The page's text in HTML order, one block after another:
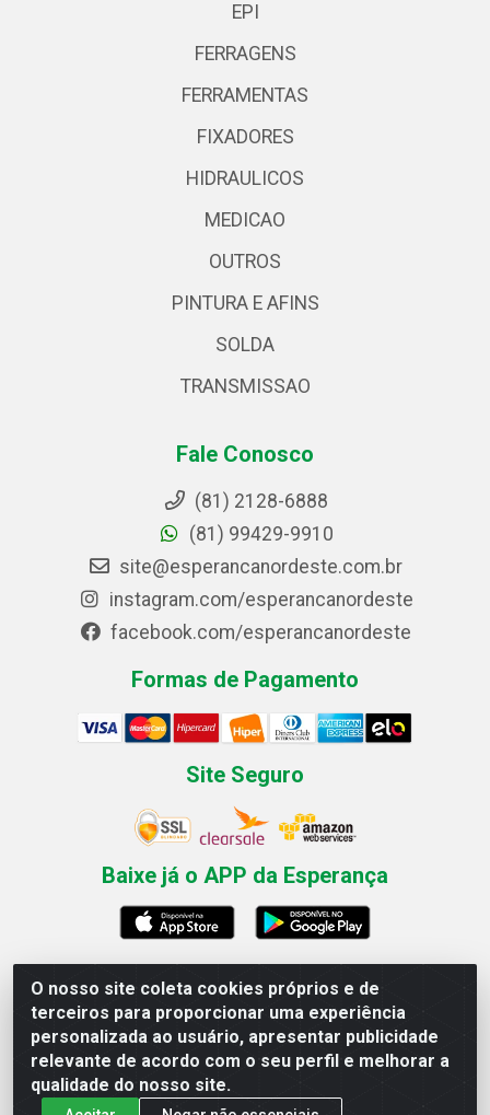
O nosso site coleta cookies próprios e de
terceiros para proporcionar uma experiência
personalizada ao usuário, apresentar publicidade
relevante de acordo com o seu perfil e melhorar a
qualidade do nosso site.
EPI
FERRAGENS
FERRAMENTAS
FIXADORES
HIDRAULICOS
MEDICAO
OUTROS
PINTURA E AFINS
SOLDA
TRANSMISSAO
Fale Conosco
(81) 2128-6888
(81) 99429-9910
site@esperancanordeste.com.br
instagram.com/esperancanordeste
facebook.com/esperancanordeste
Formas de Pagamento
Site Seguro
Baixe já o APP da Esperança
Esperança Nordeste - Rua Professor Caldas Filho, 291 -
Estância - Recife / PE CEP: 50771-335 - CNPJ
03.666.136/0001-23